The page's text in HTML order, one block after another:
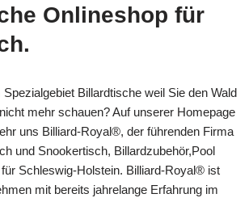
Onlineshop für
Billardtische weil Sie den Wald
mehr schauen? Auf unserer Homepage
uns Billiard-Royal®, der führenden Firma
und Snookertisch, Billardzubehör,Pool
Schleswig-Holstein. Billiard-Royal® ist
mit bereits jahrelange Erfahrung im